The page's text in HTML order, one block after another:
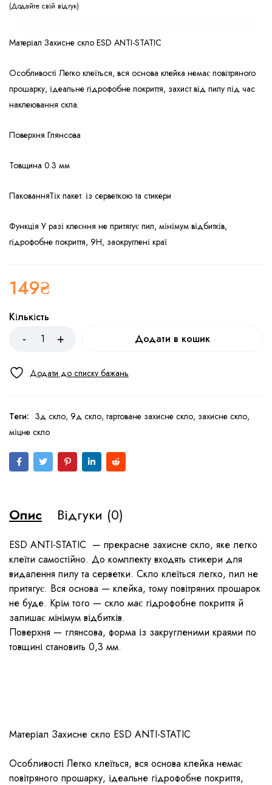
Додайте свій відгук
Матеріал Захисне скло ESD ANTI-STATIC
Особливості Легко клеїться, вся основа клейка немає повітряного
прошарку, ідеальне гідрофобне покриття, захист від пилу під час
наклеювання скла.
Поверхня Глянсова
Товщина 0.3 мм
ПакованняТіх пакет. із серветкою та стикери
Функція У разі клеєння не притягує пил, мінімум відбитків,
гідрофобне покриття, 9H, заокруглені краї
149₴
Кількість
Додати в кошик
Теги: 3д скло, 9д скло, гартоване захисне скло, захисне скло,
міцне скло
Опис Відгуки (0)
ESD ANTI-STATIC — прекрасне захисне скло, яке легко
клеїти самостійно. До комплекту входять стикери для
видалення пилу та серветки. Скло клеїться легко, пил не
притягує. Вся основа — клейка, тому повітряних прошарок
не буде. Крім того — скло має гідрофобне покриття й
залишає мінімум відбитків.
Поверхня — глянсова, форма із закругленими краями по
товщині становить 0,3 мм.
Матеріал Захисне скло ESD ANTI-STATIC
Особливості Легко клеїться, вся основа клейка немає
повітряного прошарку, ідеальне гідрофобне покриття,